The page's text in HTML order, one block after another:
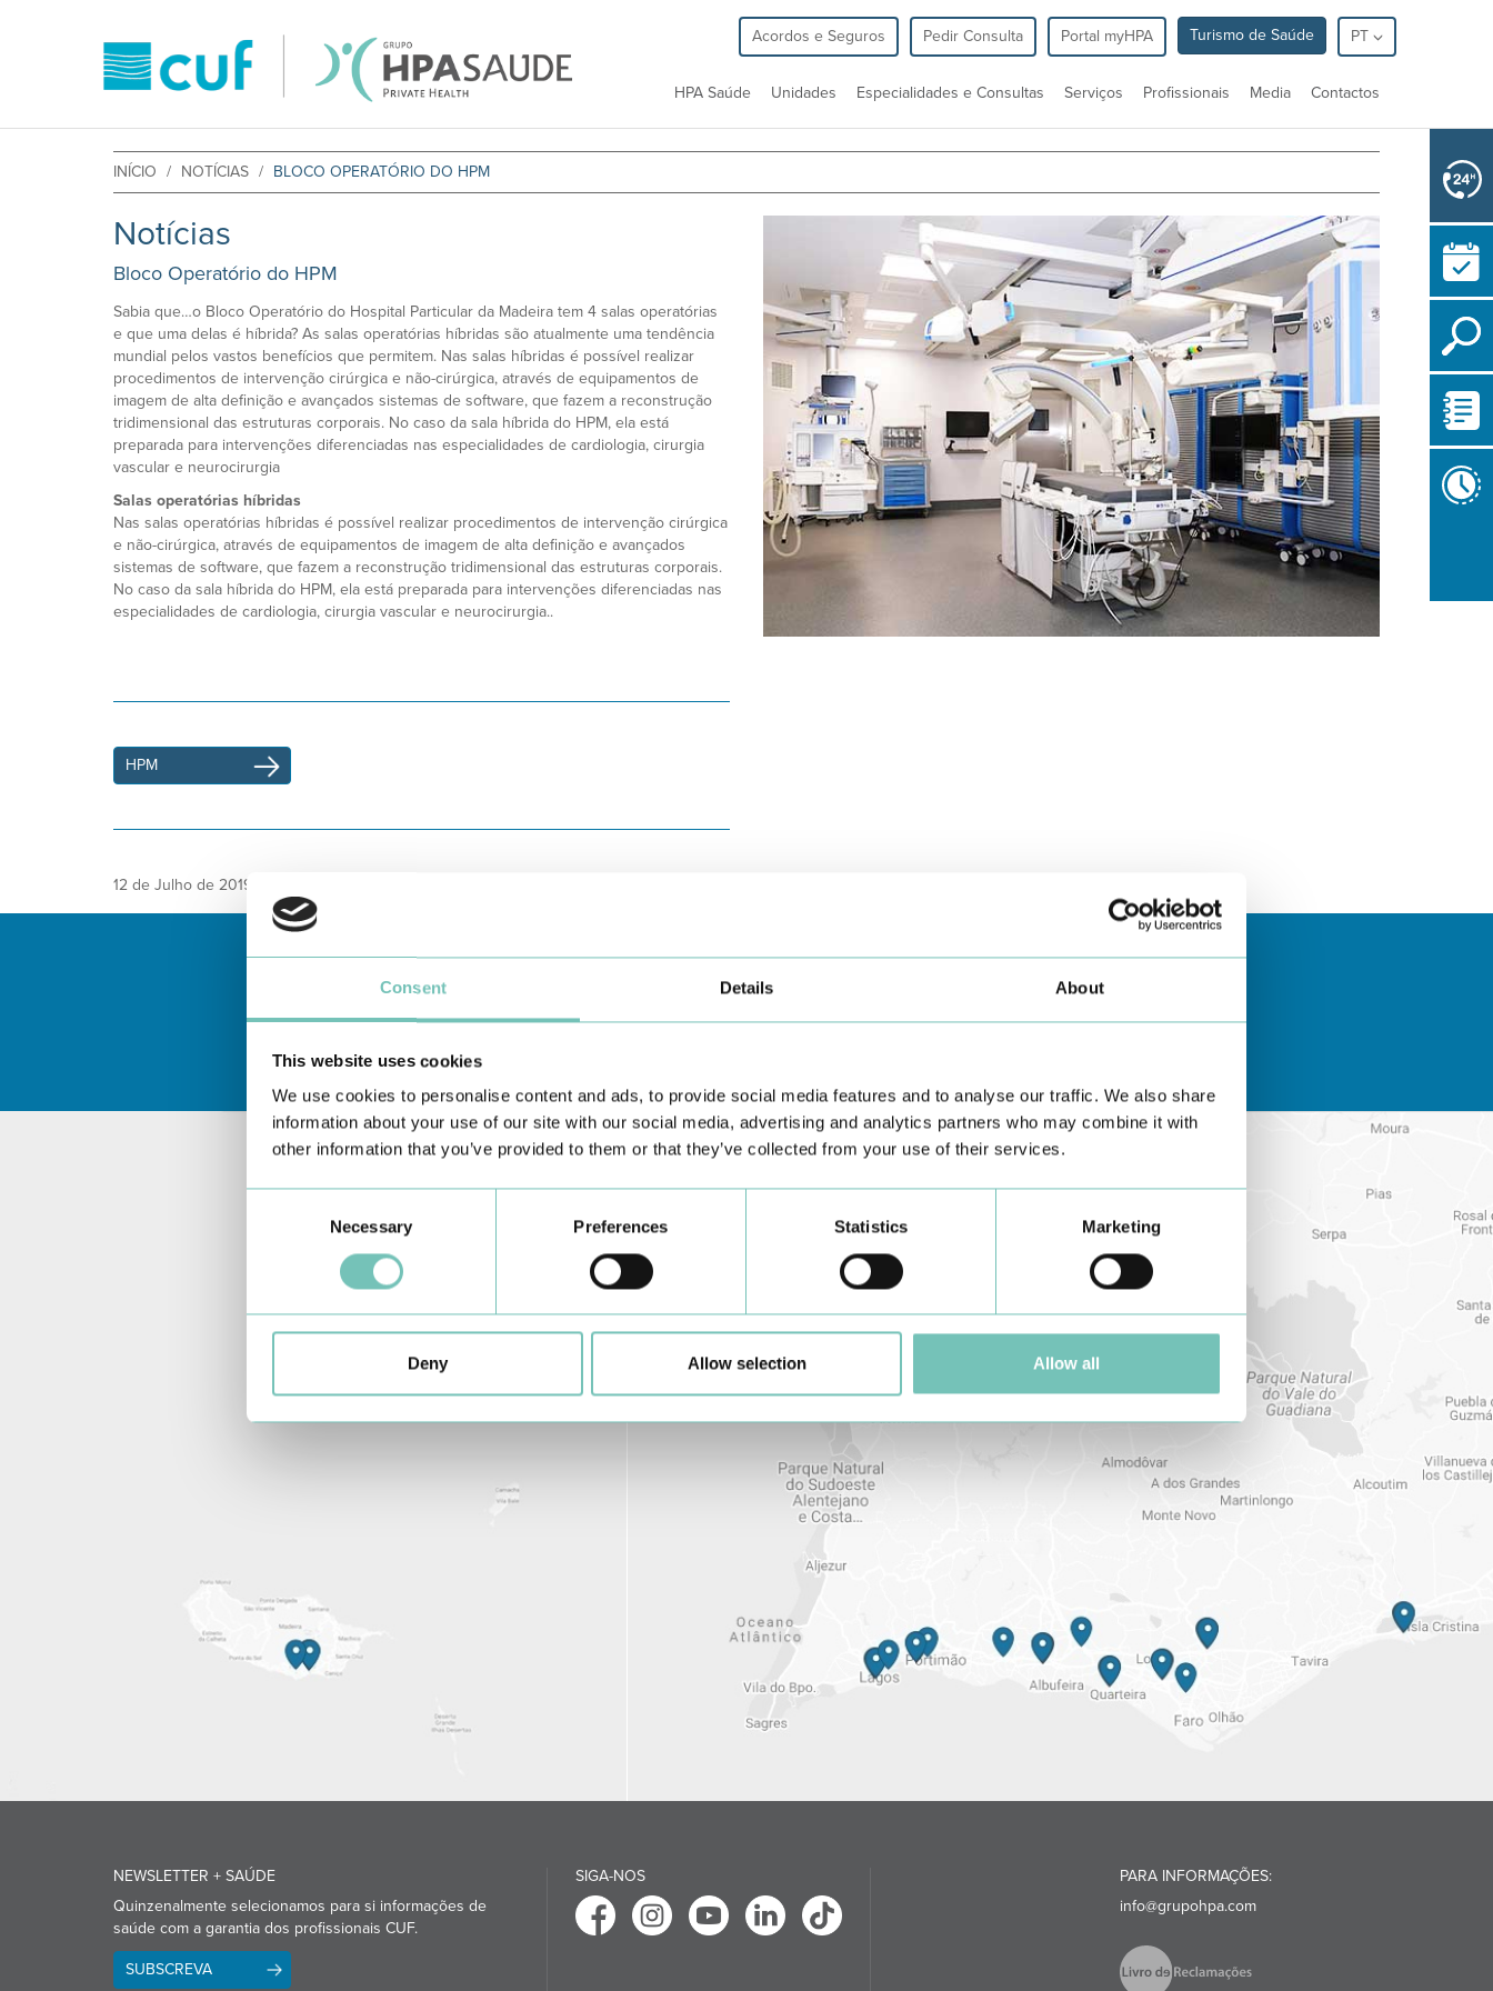
Consent Details About
This website uses cookies
We use cookies to personalise content and ads, to provide social media features and to analyse our traffic. We also share
information about your use of our site with our social media, advertising and analytics partners who may combine it with
other information that you’ve provided to them or that they’ve collected from your use of their services.
Necessary Preferences Statistics Marketing
Deny Allow selection Allow all
Acordos e Seguros Pedir Consulta Portal myHPA Turismo de Saúde PT
HPA Saúde Unidades Especialidades e Consultas Serviços Profissionais Media Contactos
INÍCIO NOTÍCIAS BLOCO OPERATÓRIO DO HPM
Notícias
Bloco Operatório do HPM
Sabia que…o Bloco Operatório do Hospital Particular da Madeira tem 4 salas operatórias
e que uma delas é híbrida? As salas operatórias híbridas são atualmente uma tendência
mundial pelos vastos benefícios que permitem. Nas salas híbridas é possível realizar
procedimentos de intervenção cirúrgica e não-cirúrgica, através de equipamentos de
imagem de alta definição e avançados sistemas de software, que fazem a reconstrução
tridimensional das estruturas corporais. No caso da sala híbrida do HPM, ela está
preparada para intervenções diferenciadas nas especialidades de cardiologia, cirurgia
vascular e neurocirurgia
Salas operatórias híbridas
Nas salas operatórias híbridas é possível realizar procedimentos de intervenção cirúrgica
e não-cirúrgica, através de equipamentos de imagem de alta definição e avançados
sistemas de software, que fazem a reconstrução tridimensional das estruturas corporais.
No caso da sala híbrida do HPM, ela está preparada para intervenções diferenciadas nas
especialidades de cardiologia, cirurgia vascular e neurocirurgia..
HPM
12 de Julho de 2019
NEWSLETTER + SAÚDE
Quinzenalmente selecionamos para si informações de
saúde com a garantia dos profissionais CUF.
SUBSCREVA
SIGA-NOS
PARA INFORMAÇÕES:
info@grupohpa.com